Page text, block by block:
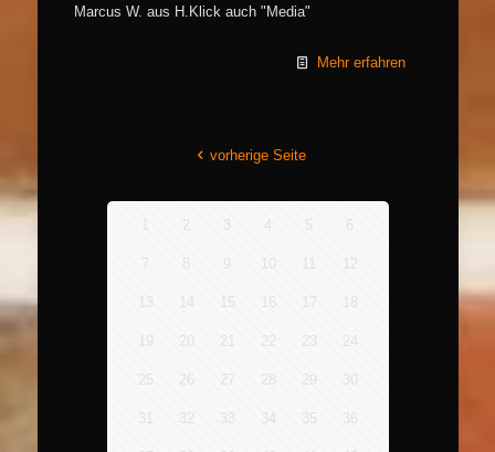
Marcus W. aus H.Klick auch "Media"
Mehr erfahren
vorherige Seite
1 2 3 5
7 8 10 11 12
13 14 15 16 17 18
19 20 21 22 23 24
25 26 27 28 29 30
31 32 33 34 35 36